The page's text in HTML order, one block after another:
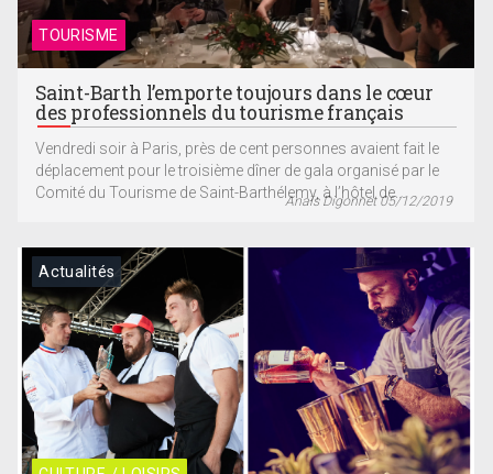
TOURISME
Saint-Barth l’emporte toujours dans le cœur
des professionnels du tourisme français
Vendredi soir à Paris, près de cent personnes avaient fait le
déplacement pour le troisième dîner de gala organisé par le
Comité du Tourisme de Saint-Barthélemy, à l’hôtel de...
Anaïs Digonnet 05/12/2019
Actualités